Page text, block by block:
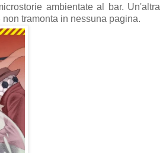
ambientate al bar. Un'altra
tramonta in nessuna pagina.